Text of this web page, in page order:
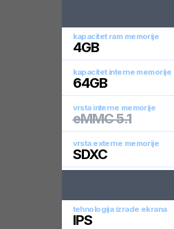
kapacitet ram memorije
4GB
kapacitet interne memorije
64GB
vrsta interne memorije
eMMC 5.1
vrsta externe memorije
SDXC
tehnologija izrade ekrana
IPS